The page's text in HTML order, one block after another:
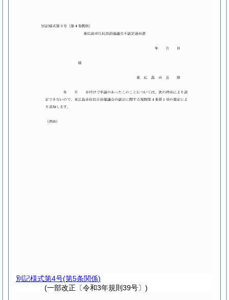
別記様式第4号(第5条関係)
(一部改正〔令和3年規則39号〕)